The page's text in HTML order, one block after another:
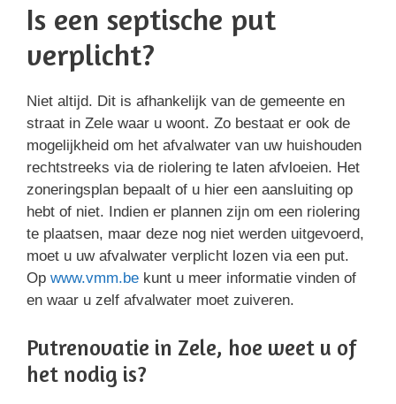
Is een septische put
verplicht?
Niet altijd. Dit is afhankelijk van de gemeente en
straat in Zele waar u woont. Zo bestaat er ook de
mogelijkheid om het afvalwater van uw huishouden
rechtstreeks via de riolering te laten afvloeien. Het
zoneringsplan bepaalt of u hier een aansluiting op
hebt of niet. Indien er plannen zijn om een riolering
te plaatsen, maar deze nog niet werden uitgevoerd,
moet u uw afvalwater verplicht lozen via een put.
Op www.vmm.be kunt u meer informatie vinden of
en waar u zelf afvalwater moet zuiveren.
Putrenovatie in Zele, hoe weet u of
het nodig is?